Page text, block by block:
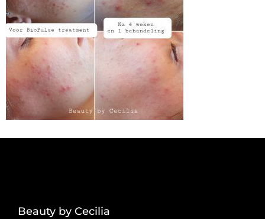
Beauty by Cecilia